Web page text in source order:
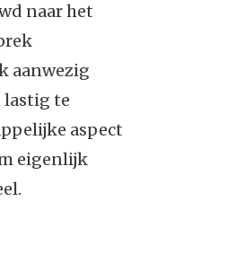
naar het
aanwezig
lastig te
aspect
eigenlijk